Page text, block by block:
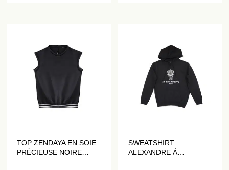
TOP ZENDAYA EN SOIE
PRÉCIEUSE NOIRE
SWEATSHIRT
ALEXANDRE À